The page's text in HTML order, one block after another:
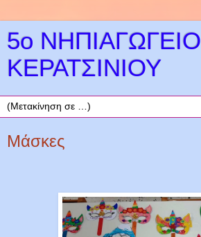
5ο ΝΗΠΙΑΓΩΓΕΙΟ
ΚΕΡΑΤΣΙΝΙΟΥ
Μάσκες